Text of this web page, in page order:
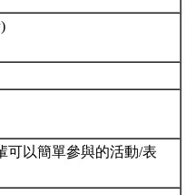
可以簡單參與的活動/表